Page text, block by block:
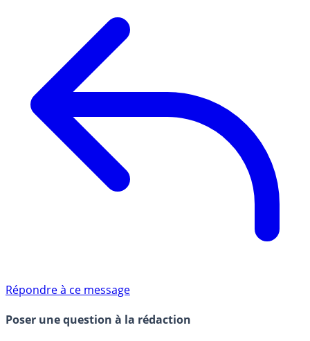
Répondre à ce message
Poser une question à la rédaction